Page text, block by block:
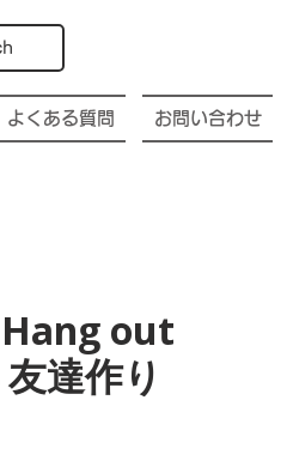
よくある質問 お問い合わせ
out
達作り